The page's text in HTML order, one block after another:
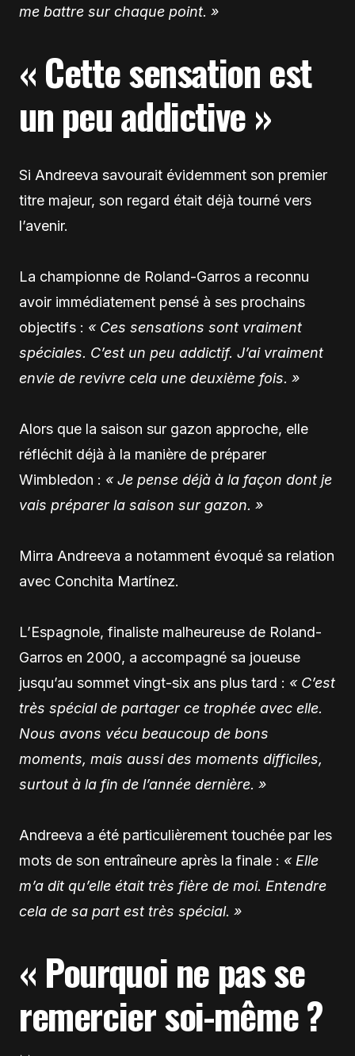
me battre sur chaque point. »
« Cette sensation est
un peu addictive »
Si Andreeva savourait évidemment son premier
titre majeur, son regard était déjà tourné vers
l’avenir.
La championne de Roland-Garros a reconnu
avoir immédiatement pensé à ses prochains
objectifs : « Ces sensations sont vraiment
spéciales. C’est un peu addictif. J’ai vraiment
envie de revivre cela une deuxième fois. »
Alors que la saison sur gazon approche, elle
réfléchit déjà à la manière de préparer
Wimbledon : « Je pense déjà à la façon dont je
vais préparer la saison sur gazon. »
Mirra Andreeva a notamment évoqué sa relation
avec Conchita Martínez.
L’Espagnole, finaliste malheureuse de Roland-
Garros en 2000, a accompagné sa joueuse
jusqu’au sommet vingt-six ans plus tard : « C’est
très spécial de partager ce trophée avec elle.
Nous avons vécu beaucoup de bons
moments, mais aussi des moments difficiles,
surtout à la fin de l’année dernière. »
Andreeva a été particulièrement touchée par les
mots de son entraîneure après la finale : « Elle
m’a dit qu’elle était très fière de moi. Entendre
cela de sa part est très spécial. »
« Pourquoi ne pas se
remercier soi-même ?